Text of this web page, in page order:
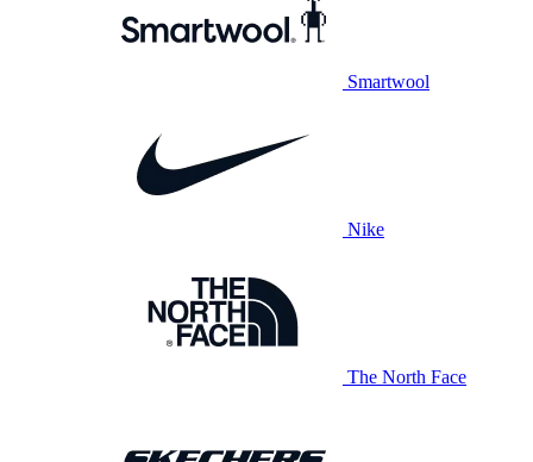
Smartwool
Nike
The North Face